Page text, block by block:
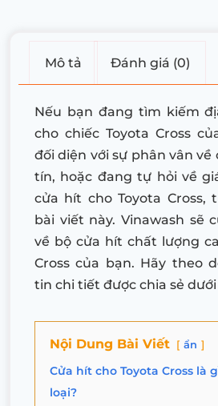
Mô tả Đánh giá (0)
Nếu bạn đang tìm kiếm
cho chiếc Toyota Cross
đối diện với sự phân vân
tín, hoặc đang tự hỏi về
cửa hít cho Toyota Cross,
bài viết này. Vinawash sẽ
về bộ cửa hít chất lượng
Cross của bạn. Hãy theo
tin chi tiết được chia sẻ dưới
Nội Dung Bài Viết ẩn
Cửa hít cho Toyota Cross là
loại?